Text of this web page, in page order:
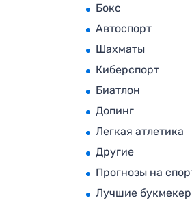
Бокс
Автоспорт
Шахматы
Киберспорт
Биатлон
Допинг
Легкая атлетика
Другие
Прогнозы на
Лучшие